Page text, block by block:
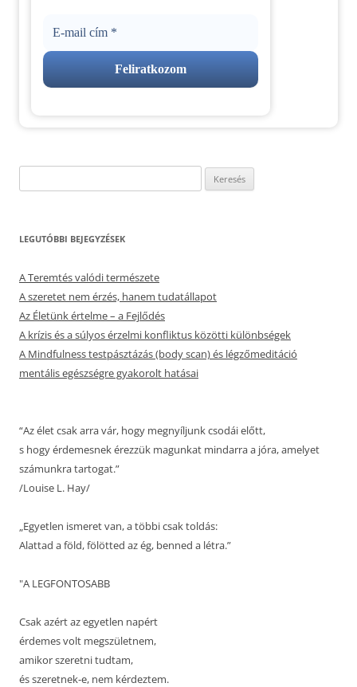
LEGUTÓBBI BEJEGYZÉSEK
A Teremtés valódi természete
A szeretet nem érzés, hanem tudatállapot
Az Életünk értelme – a Fejlődés
A krízis és a súlyos érzelmi konfliktus közötti különbségek
A Mindfulness testpásztázás (body scan) és légzőmeditáció
mentális egészségre gyakorolt hatásai
“Az élet csak arra vár, hogy megnyíljunk csodái előtt,
s hogy érdemesnek érezzük magunkat mindarra a jóra, amelyet
számunkra tartogat.”
/Louise L. Hay/
„Egyetlen ismeret van, a többi csak toldás:
Alattad a föld, fölötted az ég, benned a létra.”
"A LEGFONTOSABB
Csak azért az egyetlen napért
érdemes volt megszületnem,
amikor szeretni tudtam,
és szeretnek-e, nem kérdeztem.